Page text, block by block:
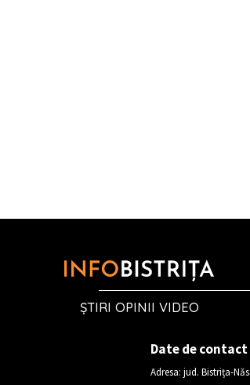
ȘTIRI OPINII VIDEO
Date de contact
Adresa: jud. Bistrița-